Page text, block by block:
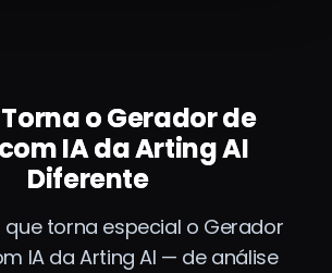
o Gerador de
IA da Arting AI
Diferente
que torna especial o Gerador
IA da Arting AI — de análise